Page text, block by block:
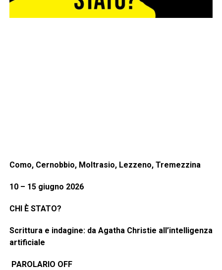
Como, Cernobbio, Moltrasio, Lezzeno, Tremezzina
10 – 15 giugno 2026
CHI È STATO?
Scrittura e indagine: da Agatha Christie all’intelligenza
artificiale
PAROLARIO OFF